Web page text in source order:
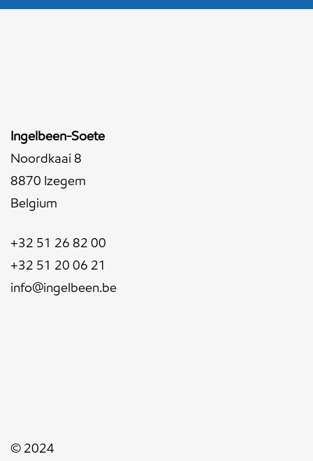
Ingelbeen-Soete
Noordkaai 8
8870 Izegem
Belgium
+32 51 26 82 00
+32 51 20 06 21
info@ingelbeen.be
© 2024